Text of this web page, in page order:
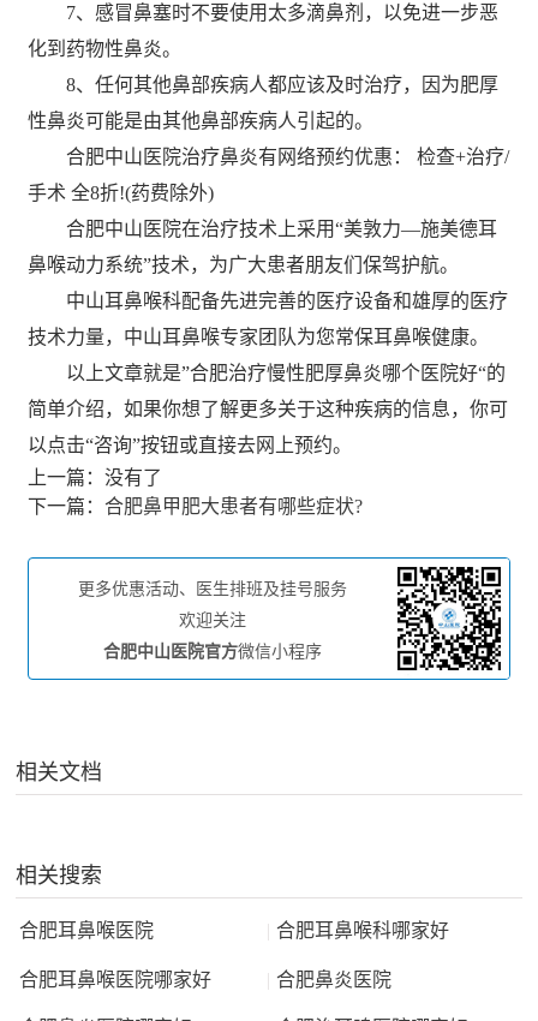
7、感冒鼻塞时不要使用太多滴鼻剂，以免进一步恶
化到药物性鼻炎。
8、任何其他鼻部疾病人都应该及时治疗，因为肥厚
性鼻炎可能是由其他鼻部疾病人引起的。
合肥中山医院治疗鼻炎有网络预约优惠： 检查+治疗/
手术 全8折!(药费除外)
合肥中山医院在治疗技术上采用“美敦力—施美德耳
鼻喉动力系统”技术，为广大患者朋友们保驾护航。
中山耳鼻喉科配备先进完善的医疗设备和雄厚的医疗
技术力量，中山耳鼻喉专家团队为您常保耳鼻喉健康。
以上文章就是”合肥治疗慢性肥厚鼻炎哪个医院好“的
简单介绍，如果你想了解更多关于这种疾病的信息，你可
以点击“咨询”按钮或直接去网上预约。
上一篇：没有了
下一篇：合肥鼻甲肥大患者有哪些症状?
更多优惠活动、医生排班及挂号服务
欢迎关注
合肥中山医院官方微信小程序
相关文档
相关搜索
合肥耳鼻喉医院 | 合肥耳鼻喉科哪家好
合肥耳鼻喉医院哪家好 | 合肥鼻炎医院